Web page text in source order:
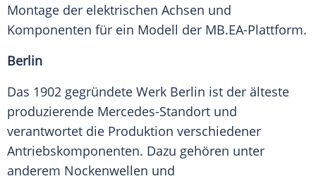
Montage der elektrischen Achsen und
Komponenten für ein Modell der MB.EA-Plattform.
Berlin
Das 1902 gegründete Werk Berlin ist der älteste
produzierende Mercedes-Standort und
verantwortet die Produktion verschiedener
Antriebskomponenten. Dazu gehören unter
anderem Nockenwellen und